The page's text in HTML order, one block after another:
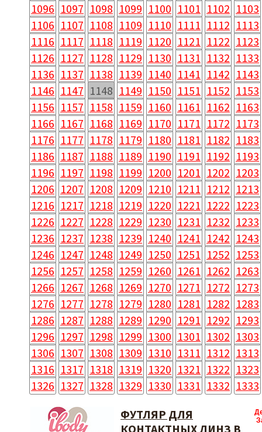
1096 1097 1098 1099 1100 1101 1102 1103
1106 1107 1108 1109 1110 1111 1112 1113
1116 1117 1118 1119 1120 1121 1122 1123
1126 1127 1128 1129 1130 1131 1132 1133
1136 1137 1138 1139 1140 1141 1142 1143
1146 1147 1148 1149 1150 1151 1152 1153
1156 1157 1158 1159 1160 1161 1162 1163
1166 1167 1168 1169 1170 1171 1172 1173
1176 1177 1178 1179 1180 1181 1182 1183
1186 1187 1188 1189 1190 1191 1192 1193
1196 1197 1198 1199 1200 1201 1202 1203
1206 1207 1208 1209 1210 1211 1212 1213
1216 1217 1218 1219 1220 1221 1222 1223
1226 1227 1228 1229 1230 1231 1232 1233
1236 1237 1238 1239 1240 1241 1242 1243
1246 1247 1248 1249 1250 1251 1252 1253
1256 1257 1258 1259 1260 1261 1262 1263
1266 1267 1268 1269 1270 1271 1272 1273
1276 1277 1278 1279 1280 1281 1282 1283
1286 1287 1288 1289 1290 1291 1292 1293
1296 1297 1298 1299 1300 1301 1302 1303
1306 1307 1308 1309 1310 1311 1312 1313
1316 1317 1318 1319 1320 1321 1322 1323
1326 1327 1328 1329 1330 1331 1332 1333
ФУТЛЯР ДЛЯ
КОНТАКТНЫХ ЛИНЗ В